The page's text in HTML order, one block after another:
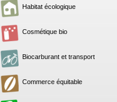
Habitat écologique
Cosmétique bio
Biocarburant et transport
Commerce équitable